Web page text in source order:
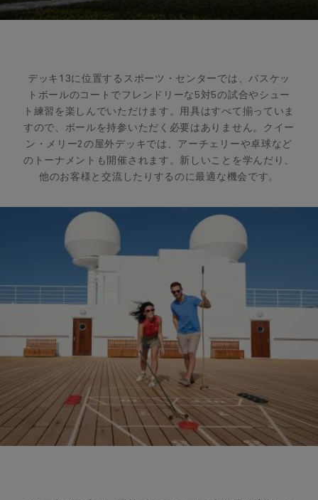
デッキ13に位置するスポーツ・センターでは、バスケッ
トボールのコートでフレンドリーな5対5の試合やシュー
ト練習を楽しんでいただけます。用具はすべて揃っていま
すので、ボールを持参いただく必要はありません。クイー
ン・メリー2の屋外デッキでは、アーチェリーや卓球など
のトーナメントも開催されます。新しいことを学んだり、
他のお客様と交流したりするのに最適な機会です。